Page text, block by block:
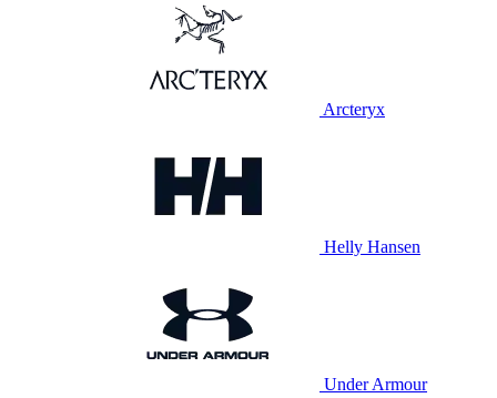
Arcteryx
Helly Hansen
Under Armour